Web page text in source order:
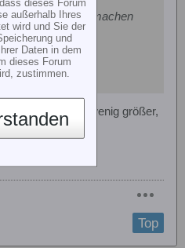
da was mit
Gummis machen
die sind ein wenig größer,
Top
dieses Forum
außerhalb Ihres
wird und Sie der
und
Daten in dem
dieses Forum
zustimmen.